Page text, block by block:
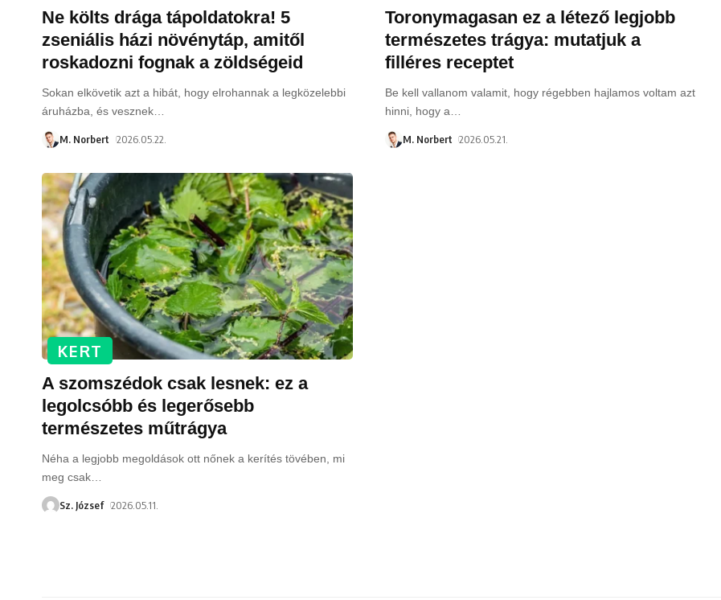
Ne költs drága tápoldatokra! 5
zseniális házi növénytáp, amitől
roskadozni fognak a zöldségeid
Sokan elkövetik azt a hibát, hogy elrohannak a legközelebbi
áruházba, és vesznek
M. Norbert 2026.05.22.
Toronymagasan ez a létező legjobb
természetes trágya: mutatjuk a
filléres receptet
Be kell vallanom valamit, hogy régebben hajlamos voltam azt
hinni, hogy a
M. Norbert 2026.05.21.
KERT
A szomszédok csak lesnek: ez a
legolcsóbb és legerősebb
természetes műtrágya
Néha a legjobb megoldások ott nőnek a kerítés tövében, mi
meg csak
Sz. József 2026.05.11.